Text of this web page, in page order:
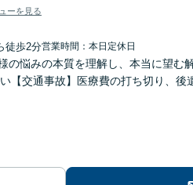
ーを見る
徒歩2分営業時間：本日定休日
の悩みの本質を理解し、本当に望
【交通事故】医療費の打ち切り、